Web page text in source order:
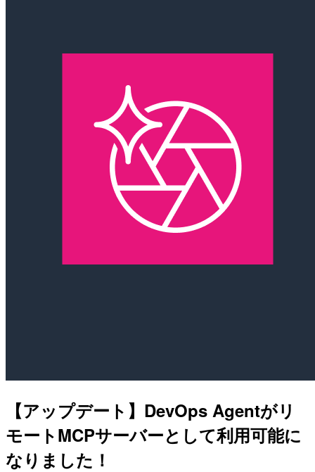
【アップデート】DevOps Agentがリ
モートMCPサーバーとして利用可能に
なりました！